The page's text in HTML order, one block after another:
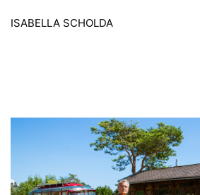
Inhalt
springen
ISABELLA SCHOLDA